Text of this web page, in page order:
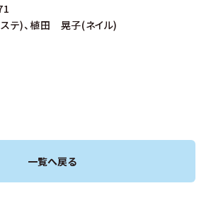
テ)、植田 晃子(ネイル)
一覧へ戻る